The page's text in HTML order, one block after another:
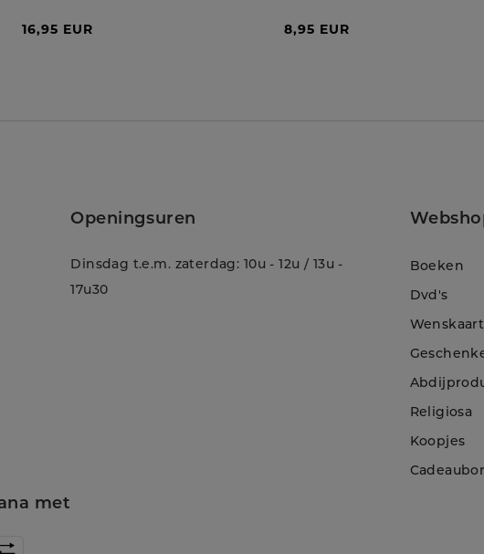
16,95 EUR 8,95 EUR
Openingsuren
Dinsdag t.e.m. zaterdag: 10u - 12u / 13u -
17u30
met
Boeken
Dvd's
Religiosa
Koopjes